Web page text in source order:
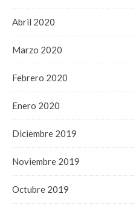
Abril 2020
Marzo 2020
Febrero 2020
Enero 2020
Diciembre 2019
Noviembre 2019
Octubre 2019